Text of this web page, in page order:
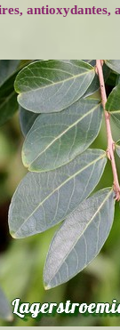
antioxydantes,